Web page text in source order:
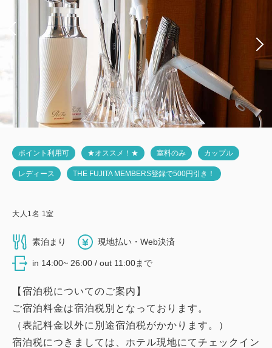
ポイント利用可 ★オススメ！★ 室料のみ カップル
レディース THE FUJITA MEMBERS登録で500円引き！
大人 1 名 1 室
素泊まり 現地払い・Web決済
in 14:00~ 26:00 / out 11:00まで
【宿泊税についてのご案内】
ご宿泊料金は宿泊税別となっております。
（表記料金以外に別途宿泊税がかかります。）
宿泊税につきましては、ホテル現地にてチェックイン